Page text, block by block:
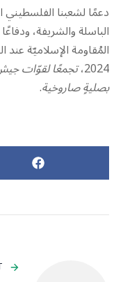
دعمًا لشعبنا
الباسلة ‌‏‌‏‌والشريفة،
2024، تجمعًا لقوّات
بصليةٍ صاروخية.